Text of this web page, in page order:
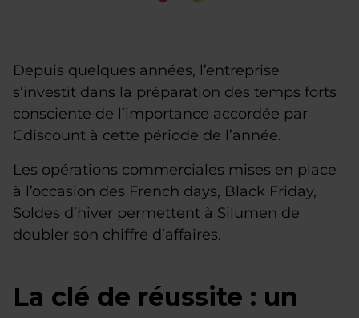
Depuis quelques années, l’entreprise
s’investit dans la préparation des temps forts
consciente de l’importance accordée par
Cdiscount à cette période de l’année.
Les opérations commerciales mises en place
à l’occasion des French days, Black Friday,
Soldes d’hiver permettent à Silumen de
doubler son chiffre d’affaires.
La clé de réussite : un